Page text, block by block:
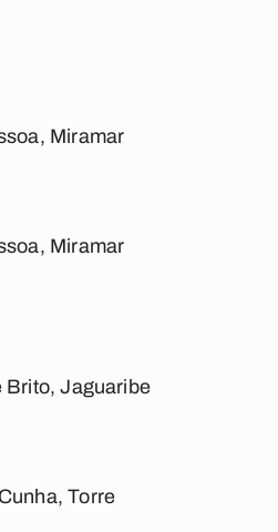
Miramar
Miramar
Brito, Jaguaribe
Torre